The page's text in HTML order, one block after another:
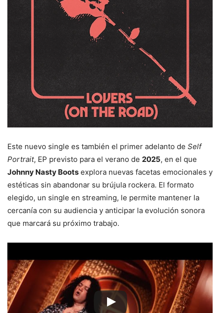
Este nuevo single es también el primer adelanto de Self
Portrait, EP previsto para el verano de 2025, en el que
Johnny Nasty Boots explora nuevas facetas emocionales y
estéticas sin abandonar su brújula rockera. El formato
elegido, un single en streaming, le permite mantener la
cercanía con su audiencia y anticipar la evolución sonora
que marcará su próximo trabajo.